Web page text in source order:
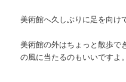
美術館へ久しぶりに足を向け
美術館の外はちょっと散歩で
の風に当たるのもいいですよ。